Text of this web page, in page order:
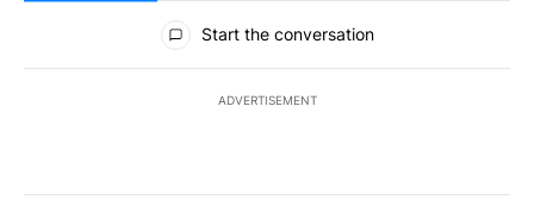
All Comments
Start the conversation
ADVERTISEMENT